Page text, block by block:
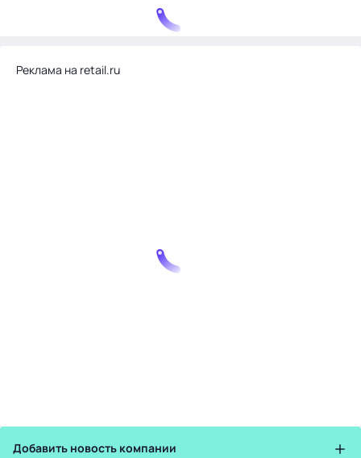
Реклама на retail.ru
Добавить новость компании